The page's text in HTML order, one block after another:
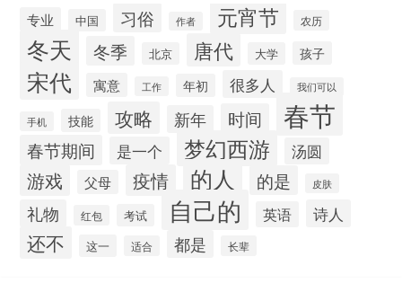
专业 中国 习俗 作者 元宵节 农历
冬天 冬季 北京 唐代 大学 孩子
宋代 寓意 工作 年初 很多人 我们可以
手机 技能 攻略 新年 时间 春节
春节期间 是一个 梦幻西游 汤圆
游戏 父母 疫情 的人 的是 皮肤
礼物 红包 考试 自己的 英语 诗人
还不 这一 适合 都是 长辈